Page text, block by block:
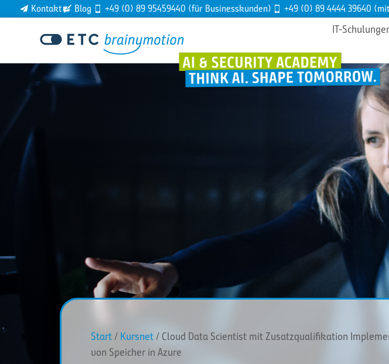
Kontakt Blog +49 (0) 89 95459440 (für Businesskunden) +49 (0) 89 4444 39640
IT-
Start / Kursnet/ Cloud Data Scientist mit Zusatzqualifikation
von Speicher in Azure